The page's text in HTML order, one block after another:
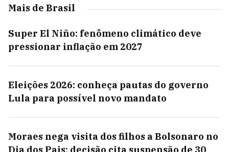
Mais de Brasil
Super El Niño: fenômeno climático deve
pressionar inflação em 2027
Eleições 2026: conheça pautas do governo
Lula para possível novo mandato
Moraes nega visita dos filhos a Bolsonaro no